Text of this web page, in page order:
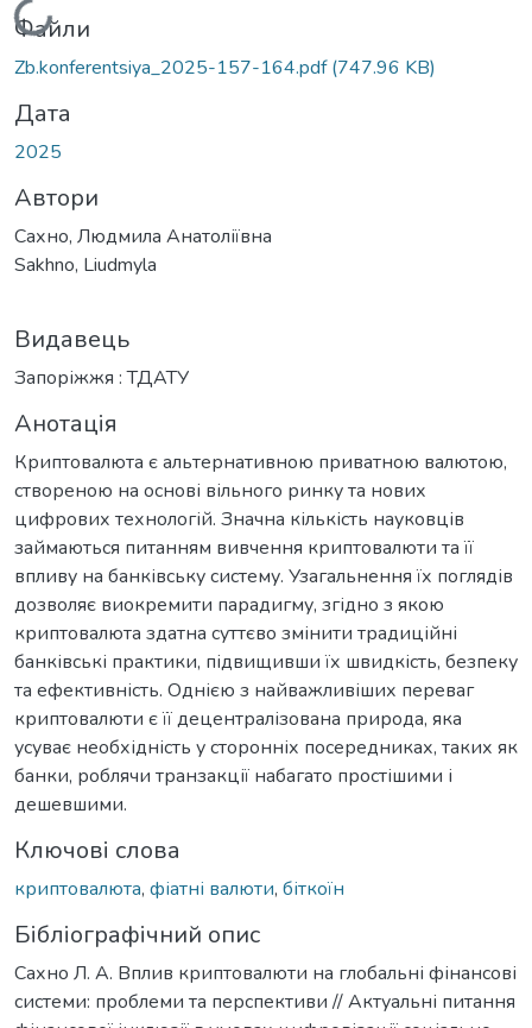
Вантажиться...
Файли
Zb.konferentsiya_2025-157-164.pdf(747.96 KB)
Дата
2025
Автори
Сахно, Людмила Анатоліївна
Sakhno, Liudmyla
Видавець
Запоріжжя : ТДАТУ
Анотація
Криптовалюта є альтернативною приватною валютою,
створеною на основі вільного ринку та нових
цифрових технологій. Значна кількість науковців
займаються питанням вивчення криптовалюти та її
впливу на банківську систему. Узагальнення їх поглядів
дозволяє виокремити парадигму, згідно з якою
криптовалюта здатна суттєво змінити традиційні
банківські практики, підвищивши їх швидкість, безпеку
та ефективність. Однією з найважливіших переваг
криптовалюти є її децентралізована природа, яка
усуває необхідність у сторонніх посередниках, таких як
банки, роблячи транзакції набагато простішими і
дешевшими.
Ключові слова
криптовалюта, фіатні валюти, біткоїн
Бібліографічний опис
Сахно Л. А. Вплив криптовалюти на глобальні фінансові
системи: проблеми та перспективи // Актуальні питання